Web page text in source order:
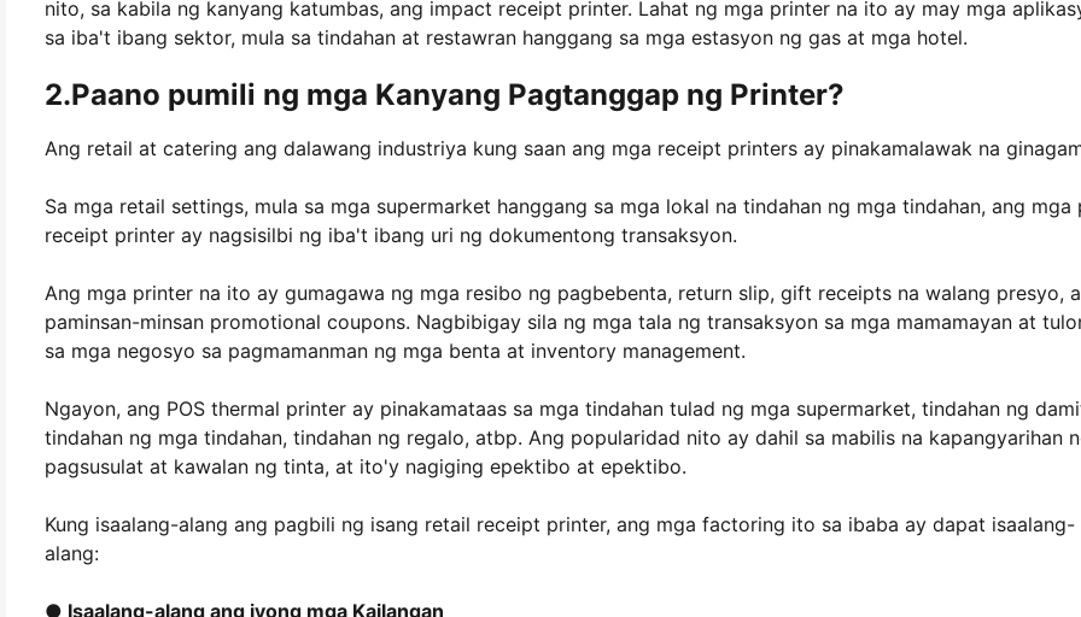
nito, sa kabila ng kanyang katumbas, ang impact receipt printer. Lahat ng mga printer na ito ay may mga
sa iba't ibang sektor, mula sa tindahan at restawran hanggang sa mga estasyon ng gas at mga hotel.
2.Paano pumili ng mga Kanyang Pagtanggap ng Printer?
Ang retail at catering ang dalawang industriya kung saan ang mga receipt printers ay pinakamalawak na
Sa mga retail settings, mula sa mga supermarket hanggang sa mga lokal na tindahan ng mga tindahan, ang mga
receipt printer ay nagsisilbi ng iba't ibang uri ng dokumentong transaksyon.
Ang mga printer na ito ay gumagawa ng mga resibo ng pagbebenta, return slip, gift receipts na walang presyo,
paminsan-minsan promotional coupons. Nagbibigay sila ng mga tala ng transaksyon sa mga mamamayan at
sa mga negosyo sa pagmamanman ng mga benta at inventory management.
Ngayon, ang POS thermal printer ay pinakamataas sa mga tindahan tulad ng mga supermarket, tindahan ng
tindahan ng mga tindahan, tindahan ng regalo, atbp. Ang popularidad nito ay dahil sa mabilis na kapangyarihan
pagsusulat at kawalan ng tinta, at ito'y nagiging epektibo at epektibo.
Kung isaalang-alang ang pagbili ng isang retail receipt printer, ang mga factoring ito sa ibaba ay dapat isaalang-
alang:
● Isaalang-alang ang iyong mga Kailangan